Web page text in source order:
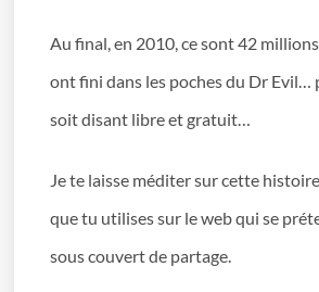
Au final, en 2010, ce sont 42
ont fini dans les poches du Dr Evil…
soit disant libre et gratuit…
Je te laisse méditer sur cette
que tu utilises sur le web qui se
sous couvert de partage.